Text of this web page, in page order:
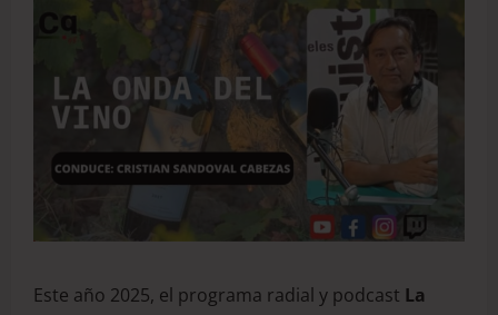
Este año 2025, el programa radial y podcast La